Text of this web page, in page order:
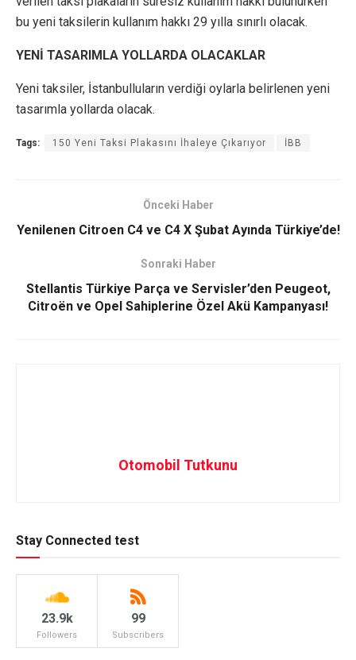
bu yeni taksilerin kullanım hakkı 29 yılla sınırlı olacak.
YENİ TASARIMLA YOLLARDA OLACAKLAR
Yeni taksiler, İstanbulluların verdiği oylarla belirlenen yeni
tasarımla yollarda olacak.
Tags: 150 Yeni Taksi Plakasını İhaleye Çıkarıyor İBB
Önceki Haber
Yenilenen Citroen C4 ve C4 X Şubat Ayında Türkiye’de!
Sonraki Haber
Stellantis Türkiye Parça ve Servisler’den Peugeot,
Citroën ve Opel Sahiplerine Özel Akü Kampanyası!
Otomobil Tutkunu
Stay Connected test
23.9k
Followers
99
Subscribers